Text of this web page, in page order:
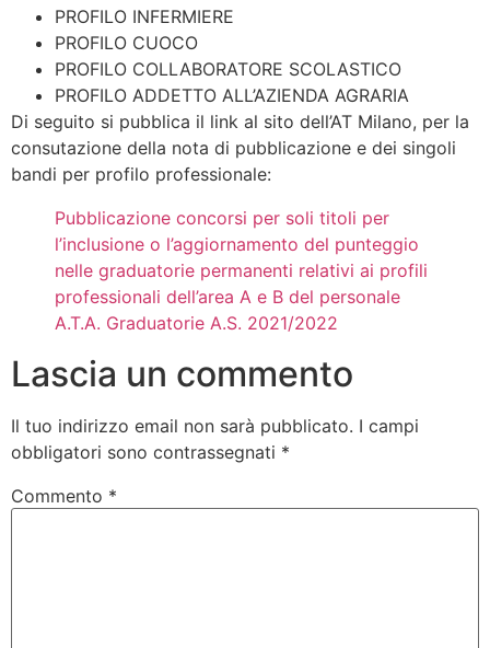
PROFILO INFERMIERE
PROFILO CUOCO
PROFILO COLLABORATORE SCOLASTICO
PROFILO ADDETTO ALL’AZIENDA AGRARIA
Di seguito si pubblica il link al sito dell’AT Milano, per la
consutazione della nota di pubblicazione e dei singoli
bandi per profilo professionale:
Pubblicazione concorsi per soli titoli per
l’inclusione o l’aggiornamento del punteggio
nelle graduatorie permanenti relativi ai profili
professionali dell’area A e B del personale
A.T.A. Graduatorie A.S. 2021/2022
Lascia un commento
Il tuo indirizzo email non sarà pubblicato. I campi
obbligatori sono contrassegnati *
Commento *